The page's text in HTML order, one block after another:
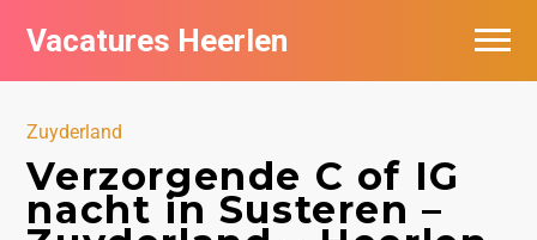
Vacatures Heerlen
Zuyderland
Verzorgende C of IG
nacht in Susteren –
Vacatures per bedrijf in Heerlen
De populairste vacatures in Heerlen